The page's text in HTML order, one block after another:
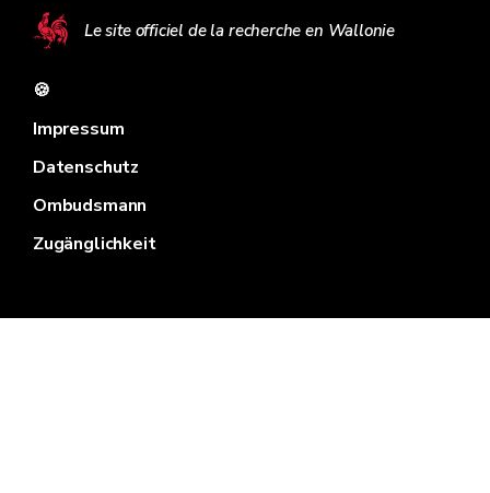
Le site officiel de la recherche en Wallonie
🍪
Impressum
Datenschutz
Ombudsmann
Zugänglichkeit